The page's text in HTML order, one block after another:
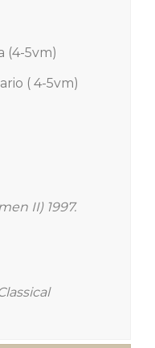
(4-5vm)
( 4-5vm)
II) 1997.